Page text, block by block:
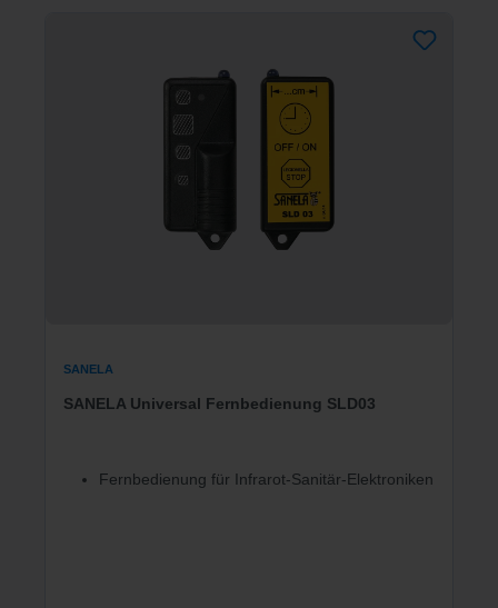
SANELA
SANELA Universal Fernbedienung SLD03
Fernbedienung für Infrarot-Sanitär-Elektroniken